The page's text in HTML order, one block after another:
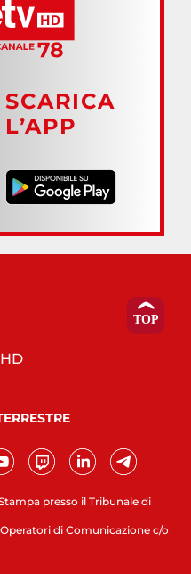
SCARICA
L’APP
presso il Tribunale di
di Comunicazione c/o